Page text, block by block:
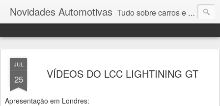
Novidades Automotivas Tudo sobre carros e motores
JUL
25 VÍDEOS DO LCC LIGHTINING GT
Apresentação em Londres: